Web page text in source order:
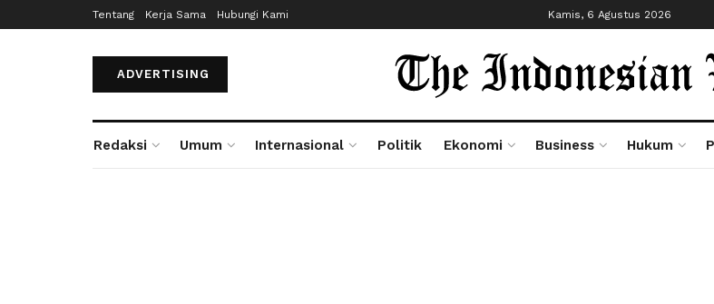
Tentang Kerja Sama Hubungi Kami Kamis, 6 Agustus 2026
ADVERTISING
Redaksi Umum Internasional Politik Ekonomi Business Hukum